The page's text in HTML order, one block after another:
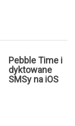
Pebble Time i
dyktowane
SMSy na iOS